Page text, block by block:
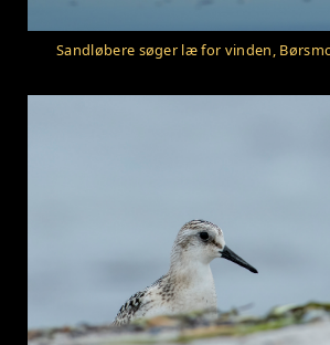
Sandløbere søger læ for vinden,